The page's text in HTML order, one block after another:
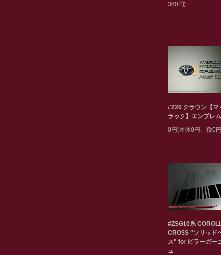
360円)
#220 クラウン【マ
ラック】エンブレム
0円(本体0円、税0
#ZSG10系
CROSS "ソリッド
ス" for ピラーガー
ュ